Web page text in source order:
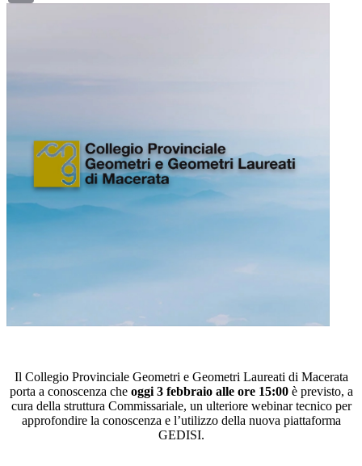
Il Collegio Provinciale Geometri e Geometri Laureati di Macerata
porta a conoscenza cheoggi 3 febbraio alle ore 15:00è previsto, a
cura della struttura Commissariale, un ulteriore webinar tecnico per
approfondire la conoscenza e l’utilizzo della nuova piattaforma
GEDISI.